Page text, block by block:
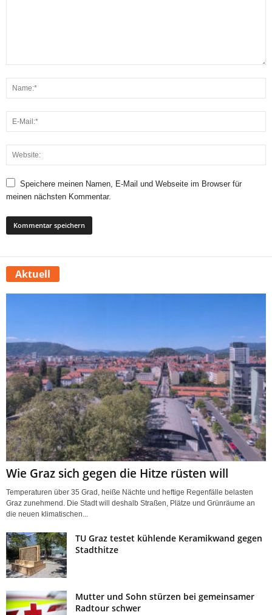
Speichere meinen Namen, E-Mail und Webseite im Browser für
meinen nächsten Kommentar.
Aktuell
Wie Graz sich gegen die Hitze rüsten will
Temperaturen über 35 Grad, heiße Nächte und heftige Regenfälle belasten
Graz zunehmend. Die Stadt will deshalb Straßen, Plätze und Grünräume an
die neuen klimatischen...
TU Graz testet kühlende Keramikwand gegen
Stadthitze
Mutter und Sohn stürzen bei gemeinsamer
Radtour schwer